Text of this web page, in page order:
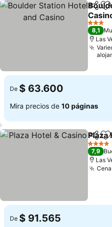
Ver
3 Estrellas
8,1
Las
De $ 63.600
Mira precios de 10 páginas
Plaza
4 Estrellas
7,9
Las
De $ 91.565